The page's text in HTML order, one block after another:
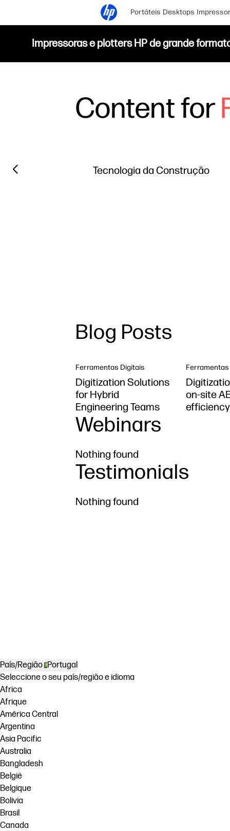
Portáteis Desktops
Impressoras e plotters HP de grande
Content for
Filter category
Tecnologia da Construção
Previous slide
Blog Posts
Ferramentas Digitais
Digitization Solutions
for Hybrid
Engineering Teams
on-site
efficiency
Webinars
Nothing found
Testimonials
Nothing found
País/Região Portugal
Seleccione o seu país/região e idioma
Africa
Afrique
América Central
Argentina
Asia Pacific
Australia
Bangladesh
België
Belgique
Bolivia
Brasil
Canada